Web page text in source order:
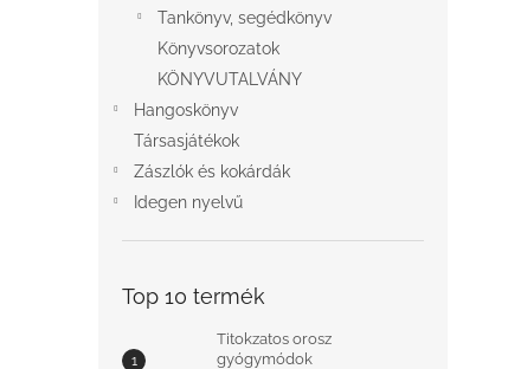
Tankönyv, segédkönyv
Könyvsorozatok
KÖNYVUTALVÁNY
Hangoskönyv
Társasjátékok
Zászlók és kokárdák
Idegen nyelvű
Top 10 termék
Titokzatos orosz
gyógymódok